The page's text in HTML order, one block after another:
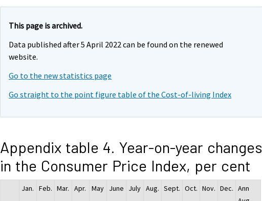
This page is archived.
Data published after 5 April 2022 can be found on the renewed
website.
Go to the new statistics page
Go straight to the point figure table of the Cost-of-living Index
Appendix table 4. Year-on-year changes
in the Consumer Price Index, per cent
Jan. Feb. Mar. Apr. May June July Aug. Sept. Oct. Nov. Dec. Ann